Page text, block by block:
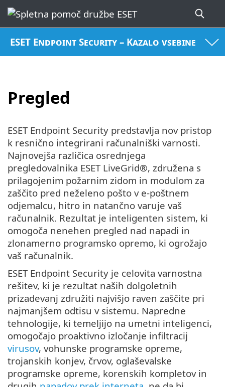
ESET Endpoint Security – Kazalo vsebine
Pregled
ESET Endpoint Security predstavlja nov pristop
k resnično integrirani računalniški varnosti.
Najnovejša različica osrednjega
pregledovalnika ESET LiveGrid®, združena s
prilagojenim požarnim zidom in modulom za
zaščito pred neželeno pošto v e-poštnem
odjemalcu, hitro in natančno varuje vaš
računalnik. Rezultat je inteligenten sistem, ki
omogoča nenehen pregled nad napadi in
zlonamerno programsko opremo, ki ogrožajo
vaš računalnik.
ESET Endpoint Security je celovita varnostna
rešitev, ki je rezultat naših dolgoletnih
prizadevanj združiti najvišjo raven zaščite pri
najmanjšem odtisu v sistemu. Napredne
tehnologije, ki temeljijo na umetni inteligenci,
omogočajo proaktivno izločanje infiltracij
virusov, vohunske programske opreme,
trojanskih konjev, črvov, oglaševalske
programske opreme, korenskih kompletov in